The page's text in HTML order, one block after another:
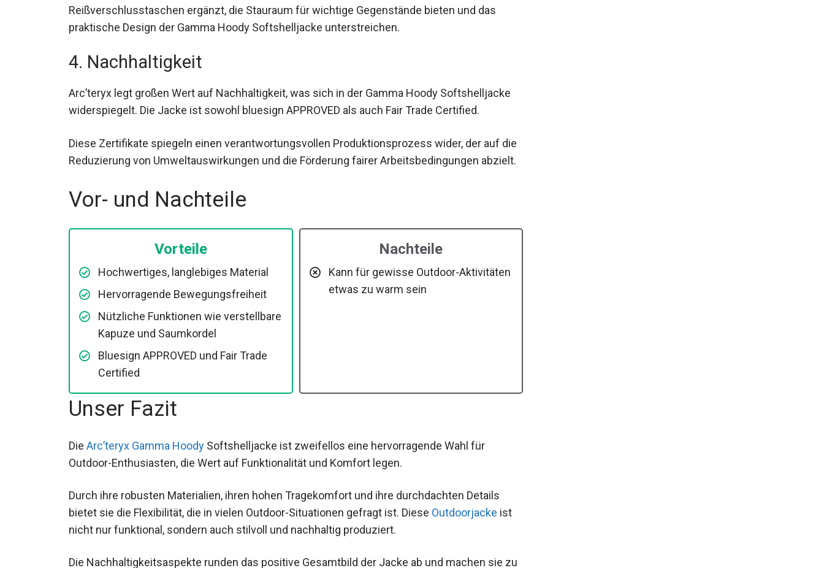
sich sowohl für den täglichen Gebrauch als auch für extreme Outdoor-Bedingungen eignet.
DieFunktionalitätder Jacke wird durch zusätzliche Features wie die zwei
praktische Design der Gamma Hoody Softshelljacke unterstreichen.
4. Nachhaltigkeit
widerspiegelt. Die Jacke ist sowohl bluesign APPROVED als auch Fair Trade Certified.
die Reduzierung von Umweltauswirkungen und die Förderung fairer Arbeitsbedingungen
abzielt.
Vor- und Nachteile
Vorteile
Hochwertiges, langlebiges Material
Hervorragende Bewegungsfreiheit
Nützliche Funktionen wie verstellbare
Bluesign APPROVED und Fair Trade
Nachteile
Unser Fazit
DieArc’teryx Gamma HoodySoftshelljacke ist zweifellos eine hervorragende Wahl für
Outdoor-Enthusiasten, die Wert auf Funktionalität und Komfort legen.
bietet sie die Flexibilität, die in vielen Outdoor-Situationen gefragt ist. DieseOutdoorjackeist